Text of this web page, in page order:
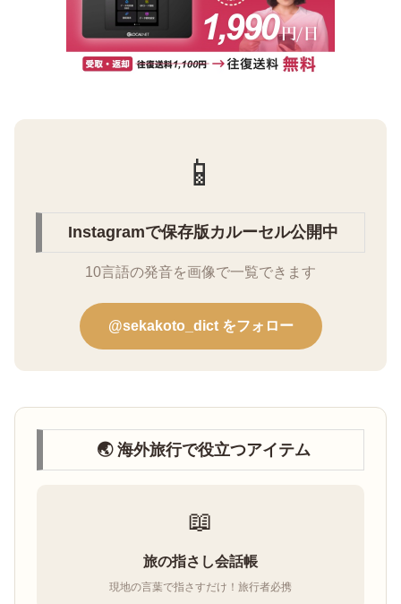
📱
Instagramで保存版カルーセル公開中
10言語の発音を画像で一覧できます
@sekakoto_dict をフォロー
🌏 海外旅行で役立つアイテム
📖
旅の指さし会話帳
現地の言葉で指さすだけ！旅行者必携